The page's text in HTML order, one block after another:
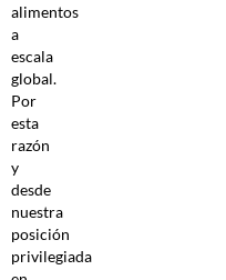
alimentos
a
escala
global.
Por
esta
razón
y
desde
nuestra
posición
privilegiada